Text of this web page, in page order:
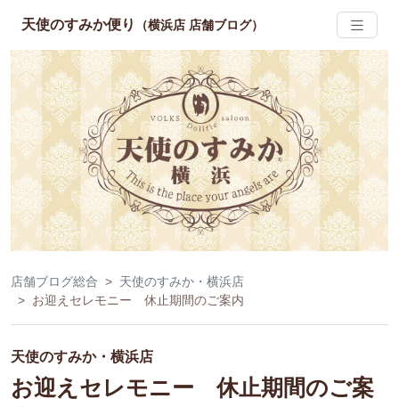
天使のすみか便り （横浜店 店舗ブログ）
店舗ブログ総合
天使のすみか・横浜店
お迎えセレモニー 休止期間のご案内
天使のすみか・横浜店
お迎えセレモニー 休止期間のご案